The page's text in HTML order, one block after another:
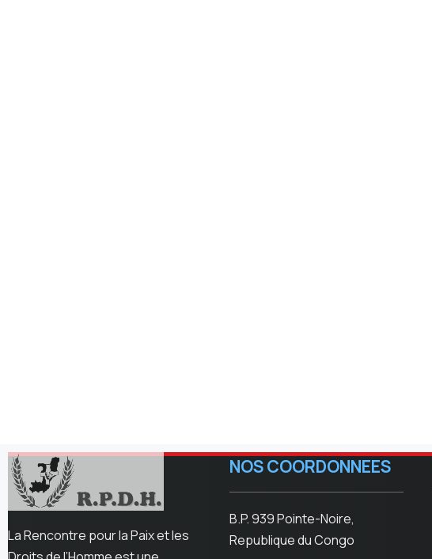
La Rencontre pour la Paix et les
NOS COORDONNEES
B.P. 939 Pointe-Noire,
Republique du Congo